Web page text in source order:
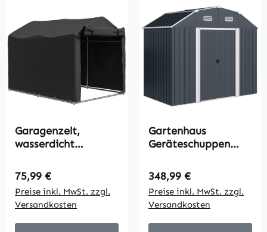
Garagenzelt,
wasserdicht
UV-beständig 220 x
157 x 165 cm
Schwarz
Regulärer Preis:
75,99 €
Preise inkl. MwSt. zzgl.
Versandkosten
Gartenhaus
Geräteschuppen
wetterbeständig, 2
Fenster, 2 Türen,
238 x 132 x 198,5
cm, Dunkelgrau
Regulärer Preis:
348,99 €
Preise inkl. MwSt. zzgl.
Versandkosten